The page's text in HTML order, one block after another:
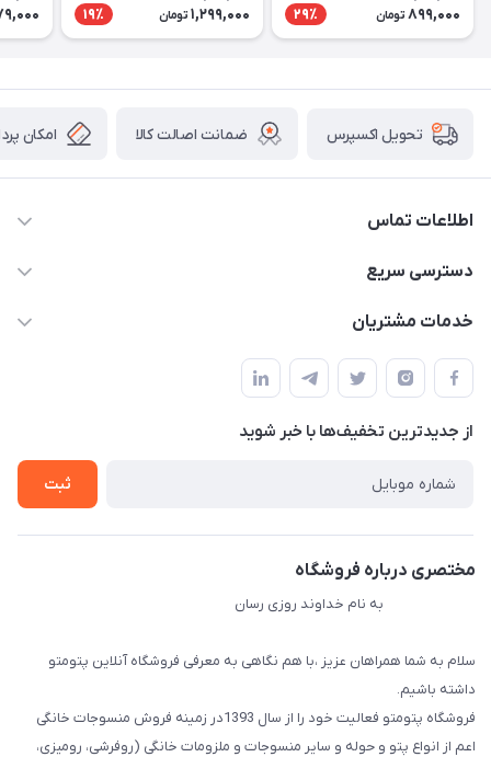
899,000 تومان 29٪ 1,299,000 تومان 19٪
تحویل اکسپرس ضمانت اصالت کالا امکان
اطلاعات تماس
09034287359
دسترسی سریع
حساب کاربری
لیست محصولات
درباره ما
خدمات مشتریان
قوانین و مقررات
حریم خصوصی
راهنما
از جدید‌ترین تخفیف‌ها با‌ خبر شوید
ثبت
مختصری درباره فروشگاه
به نام خداوند روزی رسان
سلام به شما همراهان عزیز ،با هم نگاهی به معرفی فروشگاه آنلاین پتومتو
داشته باشیم.
فروشگاه پتومتو فعالیت خود را از سال 1393در زمینه فروش منسوجات خانگی
اعم از انواع پتو و حوله و سایر منسوجات و ملزومات خانگی (روفرشی، رومیزی،